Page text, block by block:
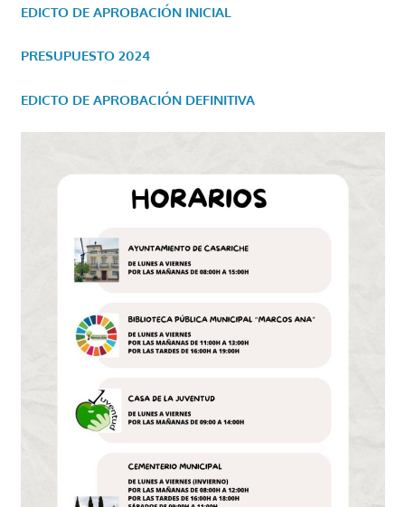
EDICTO DE APROBACIÓN INICIAL
PRESUPUESTO 2024
EDICTO DE APROBACIÓN DEFINITIVA